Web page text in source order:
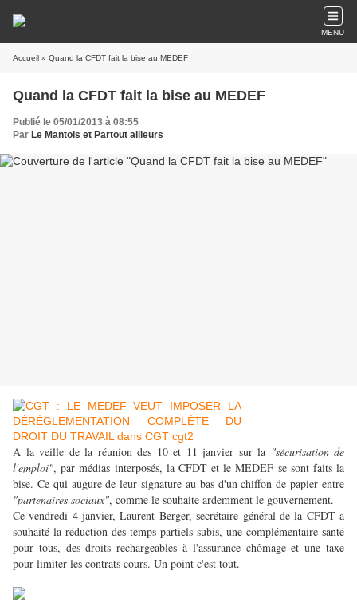
MENU
Accueil » Quand la CFDT fait la bise au MEDEF
Quand la CFDT fait la bise au MEDEF
Publié le 05/01/2013 à 08:55
Par Le Mantois et Partout ailleurs
A la veille de la réunion des 10 et 11 janvier sur la "sécurisation de
l'emploi", par médias interposés, la CFDT et le MEDEF se sont faits la
bise. Ce qui augure de leur signature au bas d'un chiffon de papier entre
"partenaires sociaux", comme le souhaite ardemment le gouvernement.
Ce vendredi 4 janvier, Laurent Berger, secrétaire général de la CFDT a
souhaité la réduction des temps partiels subis, une complémentaire santé
pour tous, des droits rechargeables à l'assurance chômage et une taxe
pour limiter les contrats cours. Un point c'est tout.